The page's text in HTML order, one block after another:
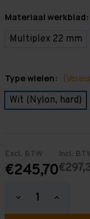
Materiaal werkblad:
Multiplex 22 mm
Type wielen:
Wit (Nylon, hard)
Excl. BTW
€245,70
Incl.
Hoeveelheid
verlagen